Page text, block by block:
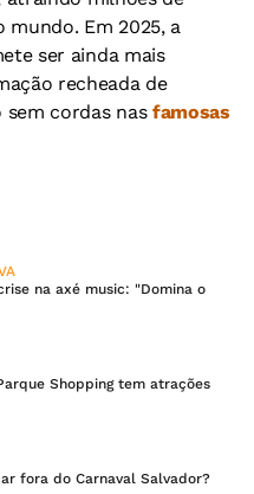
Em 2025, a
ser ainda mais
recheada de
sem cordas nas famosas
na axé music: "Domina o
Shopping tem atrações
fora do Carnaval Salvador?